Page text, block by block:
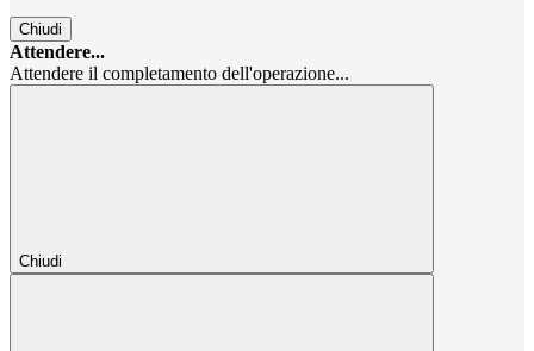
Chiudi
Attendere...
Attendere il completamento dell'operazione...
Chiudi